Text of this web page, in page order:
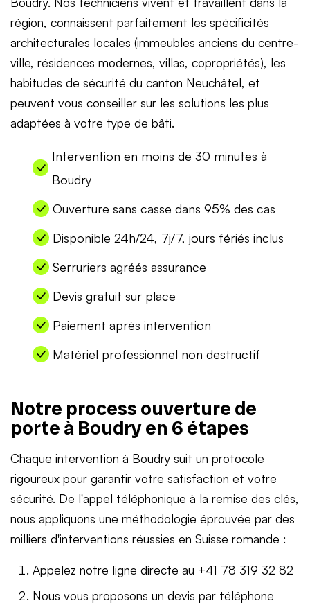
région, connaissent parfaitement les spécificités
architecturales locales (immeubles anciens du centre-
ville, résidences modernes, villas, copropriétés), les
habitudes de sécurité du canton Neuchâtel, et
peuvent vous conseiller sur les solutions les plus
adaptées à votre type de bâti.
Intervention en moins de 30 minutes à
Boudry
Ouverture sans casse dans 95% des cas
Disponible 24h/24, 7j/7, jours fériés inclus
Serruriers agréés assurance
Devis gratuit sur place
Paiement après intervention
Matériel professionnel non destructif
Notre process ouverture de
porte à Boudry en 6 étapes
Chaque intervention à Boudry suit un protocole
rigoureux pour garantir votre satisfaction et votre
sécurité. De l'appel téléphonique à la remise des clés,
nous appliquons une méthodologie éprouvée par des
milliers d'interventions réussies en Suisse romande :
Appelez notre ligne directe au +41 78 319 32 82
Nous vous proposons un devis par téléphone